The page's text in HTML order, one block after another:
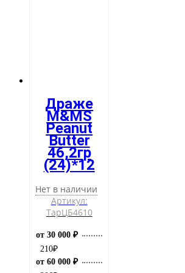
Драже
M&MS
Peanut
Butter
46,2гр
(24)*12
Нет в наличии
Артикул:
ТарЦБ4610
от 30 000 ₽
210₽
от 60 000 ₽